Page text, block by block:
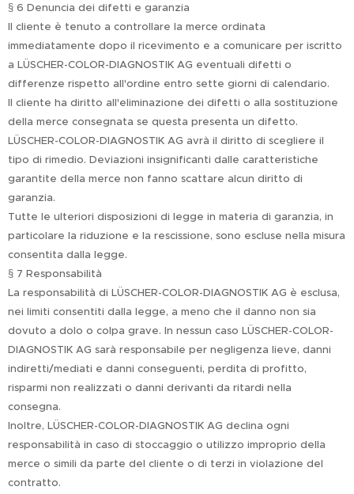
§ 6 Denuncia dei difetti e garanzia
Il cliente è tenuto a controllare la merce ordinata
immediatamente dopo il ricevimento e a comunicare per iscritto
a LÜSCHER-COLOR-DIAGNOSTIK AG eventuali difetti o
differenze rispetto all'ordine entro sette giorni di calendario.
Il cliente ha diritto all'eliminazione dei difetti o alla sostituzione
della merce consegnata se questa presenta un difetto.
LÜSCHER-COLOR-DIAGNOSTIK AG avrà il diritto di scegliere il
tipo di rimedio. Deviazioni insignificanti dalle caratteristiche
garantite della merce non fanno scattare alcun diritto di
garanzia.
Tutte le ulteriori disposizioni di legge in materia di garanzia, in
particolare la riduzione e la rescissione, sono escluse nella misura
consentita dalla legge.
§ 7 Responsabilità
La responsabilità di LÜSCHER-COLOR-DIAGNOSTIK AG è esclusa,
nei limiti consentiti dalla legge, a meno che il danno non sia
dovuto a dolo o colpa grave. In nessun caso LÜSCHER-COLOR-
DIAGNOSTIK AG sarà responsabile per negligenza lieve, danni
indiretti/mediati e danni conseguenti, perdita di profitto,
risparmi non realizzati o danni derivanti da ritardi nella
consegna.
Inoltre, LÜSCHER-COLOR-DIAGNOSTIK AG declina ogni
responsabilità in caso di stoccaggio o utilizzo improprio della
merce o simili da parte del cliente o di terzi in violazione del
contratto.